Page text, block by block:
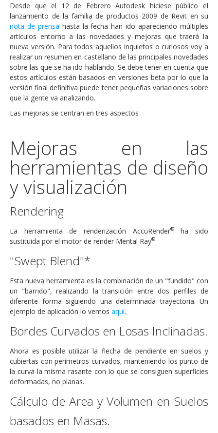
Desde que el 12 de Febrero Autodesk hiciese público el
lanzamiento de la familia de productos 2009 de Revit en su
nota de prensa hasta la fecha han ido apareciendo múltiples
artículos entorno a las novedades y mejoras que traerá la
nueva versión. Para todos aquellos inquietos o curiosos voy a
realizar un resumen en castellano de las principales novedades
sobre las que se ha ido hablando. Se debe tener en cuenta que
estos artículos están basados en versiones beta por lo que la
versión final definitiva puede tener pequeñas variaciones sobre
que la gente va analizando.
Las mejoras se centran en tres aspectos
Mejoras en las
herramientas de diseño
y visualización
Rendering
La herramienta de renderización AccuRender®ha sido
sustituida por el motor de render Mental Ray®
"Swept Blend"*
Esta nueva herramienta es la combinación de un "fundido" con
un "barrido", realizando la transición entre dos perfiles de
diferente forma siguiendo una determinada trayectoria. Un
ejemplo de aplicación lo vemos aquí.
Bordes Curvados en Losas Inclinadas.
Ahora es posible utilizar la flecha de pendiente en suelos y
cubiertas con perímetros curvados, manteniendo los punto de
la curva la misma rasante con lo que se consiguen superficies
deformadas, no planas.
Cálculo de Area y Volumen en Suelos
basados en Masas.